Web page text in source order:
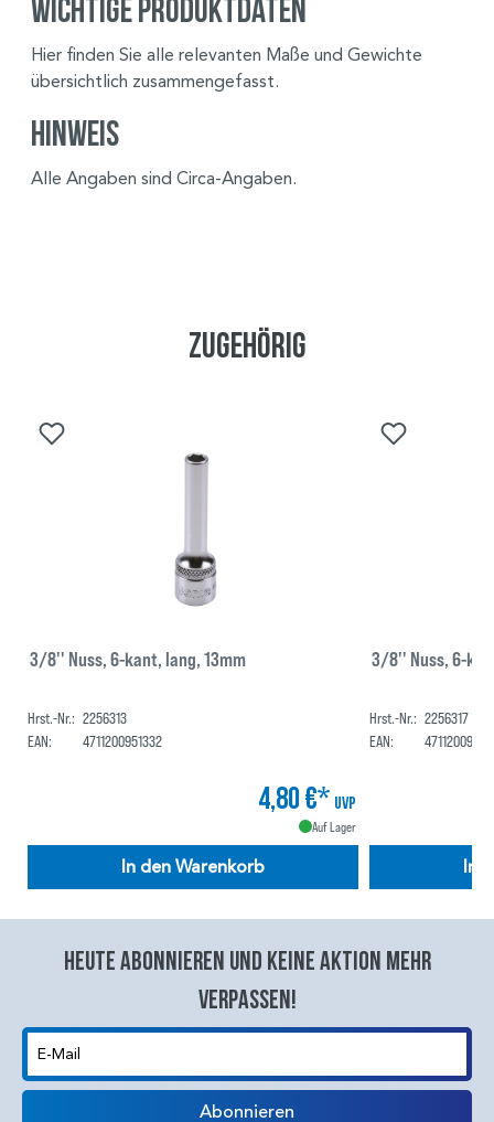
Wichtige Produktdaten
Hier finden Sie alle relevanten Maße und Gewichte
übersichtlich zusammengefasst.
Hinweis
Alle Angaben sind Circa-Angaben.
Zugehörig
3/8'' Nuss, 6-kant, lang, 13mm
Hrst.-Nr.: 2256313
EAN:
4711200951332
4,80 €* UVP
Auf Lager
In den Warenkorb
3/8'' Nuss, 6-
Hrst.-Nr.: 2256317
EAN:
In
Heute abonnieren und keine aktion mehr
verpassen!
E-Mail
Abonnieren